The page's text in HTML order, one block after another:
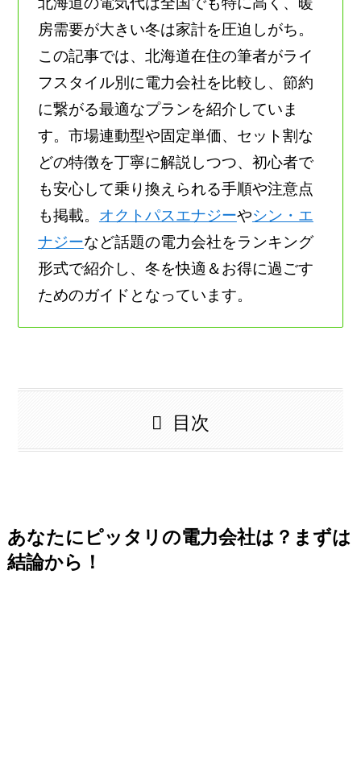
房需要が大きい冬は家計を圧迫しがち。
この記事では、北海道在住の筆者がライ
フスタイル別に電力会社を比較し、節約
に繋がる最適なプランを紹介していま
す。市場連動型や固定単価、セット割な
どの特徴を丁寧に解説しつつ、初心者で
も安心して乗り換えられる手順や注意点
も掲載。 オクトパスエナジーやシン・エ
ナジーなど話題の電力会社をランキング
形式で紹介し、冬を快適＆お得に過ごす
ためのガイドとなっています。
目次
あなたにピッタリの電力会社は？まずは
結論から！